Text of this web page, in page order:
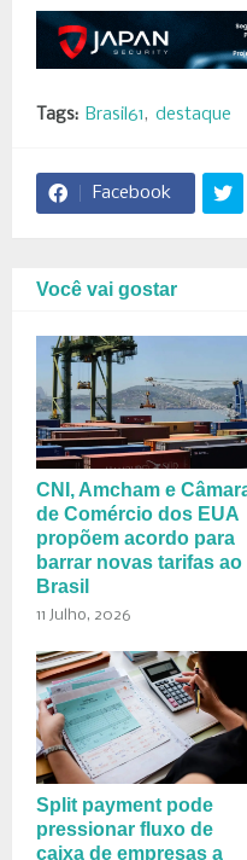
Tags: Brasil61 destaque
Facebook
Você vai gostar
CNI, Amcham e
de Comércio dos EUA
propõem acordo para
barrar novas tarifas ao
Brasil
11 Julho, 2026
Split payment pode
pressionar fluxo de
caixa de empresas a